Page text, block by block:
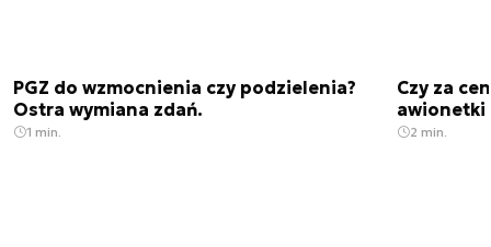
PGZ do wzmocnienia czy podzielenia?
Ostra wymiana zdań.
1 min.
Czy za
awionetki
2 min.